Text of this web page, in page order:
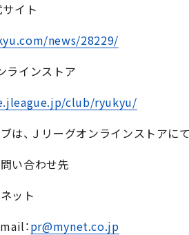
イト
news/28229/
ラインストア
club/ryukyu/
は、Ｊリーグオンラインストアに
い合わせ先
ット
：pr@mynet.co.jp